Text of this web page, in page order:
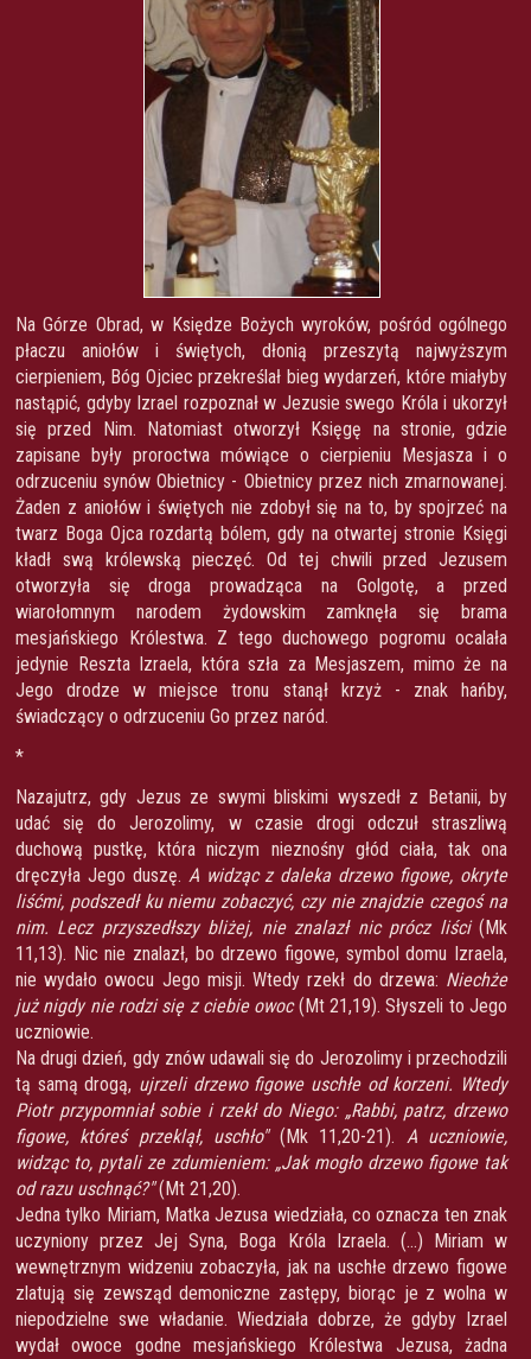
Na Górze Obrad, w Księdze Bożych wyroków, pośród ogólnego
płaczu aniołów i świętych, dłonią przeszytą najwyższym
cierpieniem, Bóg Ojciec przekreślał bieg wydarzeń, które miałyby
nastąpić, gdyby Izrael rozpoznał w Jezusie swego Króla i ukorzył
się przed Nim. Natomiast otworzył Księgę na stronie, gdzie
zapisane były proroctwa mówiące o cierpieniu Mesjasza i o
odrzuceniu synów Obietnicy - Obietnicy przez nich zmarnowanej.
Żaden z aniołów i świętych nie zdobył się na to, by spojrzeć na
twarz Boga Ojca rozdartą bólem, gdy na otwartej stronie Księgi
kładł swą królewską pieczęć. Od tej chwili przed Jezusem
otworzyła się droga prowadząca na Golgotę, a przed
wiarołomnym narodem żydowskim zamknęła się brama
mesjańskiego Królestwa. Z tego duchowego pogromu ocalała
jedynie Reszta Izraela, która szła za Mesjaszem, mimo że na
Jego drodze w miejsce tronu stanął krzyż - znak hańby,
świadczący o odrzuceniu Go przez naród.
*
Nazajutrz, gdy Jezus ze swymi bliskimi wyszedł z Betanii, by
udać się do Jerozolimy, w czasie drogi odczuł straszliwą
duchową pustkę, która niczym nieznośny głód ciała, tak ona
dręczyła Jego duszę. A widząc z daleka drzewo figowe, okryte
liśćmi, podszedł ku niemu zobaczyć, czy nie znajdzie czegoś na
nim. Lecz przyszedłszy bliżej, nie znalazł nic prócz liści(Mk
11,13). Nic nie znalazł, bo drzewo figowe, symbol domu Izraela,
nie wydało owocu Jego misji. Wtedy rzekł do drzewa: Niechże
już nigdy nie rodzi się z ciebie owoc(Mt 21,19). Słyszeli to Jego
uczniowie.
Na drugi dzień, gdy znów udawali się do Jerozolimy i przechodzili
tą samą drogą, ujrzeli drzewo figowe uschłe od korzeni. Wtedy
Piotr przypomniał sobie i rzekł do Niego: „Rabbi, patrz, drzewo
figowe, któreś przeklął, uschło" (Mk 11,20-21). A uczniowie,
widząc to, pytali ze zdumieniem: „Jak mogło drzewo figowe tak
od razu uschnąć?"(Mt 21,20).
Jedna tylko Miriam, Matka Jezusa wiedziała, co oznacza ten znak
uczyniony przez Jej Syna, Boga Króla Izraela. (...) Miriam w
wewnętrznym widzeniu zobaczyła, jak na uschłe drzewo figowe
zlatują się zewsząd demoniczne zastępy, biorąc je z wolna w
niepodzielne swe władanie. Wiedziała dobrze, że gdyby Izrael
wydał owoce godne mesjańskiego Królestwa Jezusa, żadna